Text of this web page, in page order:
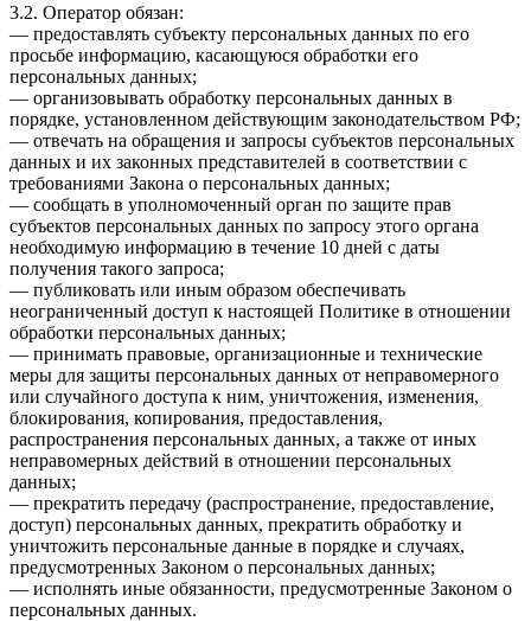
3.2. Оператор обязан:
— предоставлять субъекту персональных данных по его
просьбе информацию, касающуюся обработки его
персональных данных;
— организовывать обработку персональных данных в
порядке, установленном действующим законодательством РФ;
— отвечать на обращения и запросы субъектов персональных
данных и их законных представителей в соответствии с
требованиями Закона о персональных данных;
— сообщать в уполномоченный орган по защите прав
субъектов персональных данных по запросу этого органа
необходимую информацию в течение 10 дней с даты
получения такого запроса;
— публиковать или иным образом обеспечивать
неограниченный доступ к настоящей Политике в отношении
обработки персональных данных;
— принимать правовые, организационные и технические
меры для защиты персональных данных от неправомерного
или случайного доступа к ним, уничтожения, изменения,
блокирования, копирования, предоставления,
распространения персональных данных, а также от иных
неправомерных действий в отношении персональных
данных;
— прекратить передачу (распространение, предоставление,
доступ) персональных данных, прекратить обработку и
уничтожить персональные данные в порядке и случаях,
предусмотренных Законом о персональных данных;
— исполнять иные обязанности, предусмотренные Законом о
персональных данных.